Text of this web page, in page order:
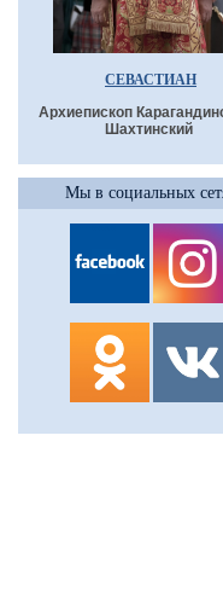
СЕВАСТИАН
Архиепископ
Шахтинский
Мы в социальных